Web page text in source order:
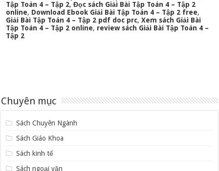
Tập Toán 4 – Tập 2,Đọc sách Giải Bài Tập Toán 4 – Tập 2
online, Download Ebook Giải Bài Tập Toán 4 – Tập 2 free,
Giải Bài Tập Toán 4 – Tập 2 pdf doc prc,Xem sách Giải Bài
Tập Toán 4 – Tập 2 online, review sách Giải Bài Tập Toán 4 –
Tập 2
Chuyên mục
Sách Chuyên Ngành
Sách Giáo Khoa
Sách kinh tế
Sách ngoại văn